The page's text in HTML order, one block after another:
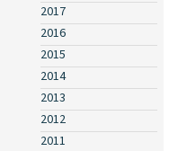
2017
2016
2015
2014
2013
2012
2011